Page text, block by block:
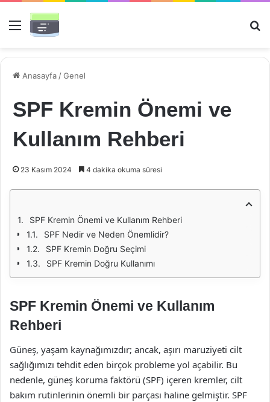
Menü
Anasayfa /Genel
SPF Kremin Önemi ve
Kullanım Rehberi
23 Kasım 2024 4 dakika okuma süresi
SPF Kremin Önemi ve Kullanım Rehberi
SPF Nedir ve Neden Önemlidir?
SPF Kremin Doğru Seçimi
SPF Kremin Doğru Kullanımı
SPF Kremin Önemi ve Kullanım
Rehberi
Güneş, yaşam kaynağımızdır; ancak, aşırı maruziyeti cilt
sağlığımızı tehdit eden birçok probleme yol açabilir. Bu
nedenle, güneş koruma faktörü (SPF) içeren kremler, cilt
bakım rutinlerinin önemli bir parçası haline gelmiştir. SPF